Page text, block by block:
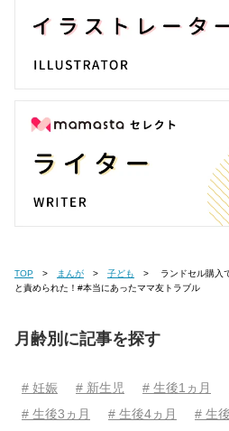
TOP まんが 子ども
と責められた！#本当にあったママ友トラブル
月齢別に記事を探す
# 妊娠 # 新生児 # 生後1ヵ月
# 生後3ヵ月
# 生後4ヵ月 # 生